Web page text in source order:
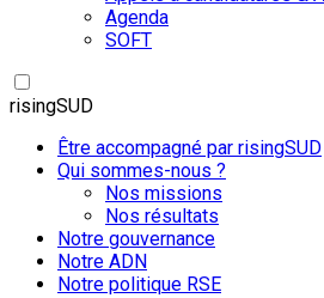
Agenda
SOFT
risingSUD
Être accompagné par risingSUD
Qui sommes-nous ?
Nos missions
Nos résultats
Notre gouvernance
Notre ADN
Notre politique RSE